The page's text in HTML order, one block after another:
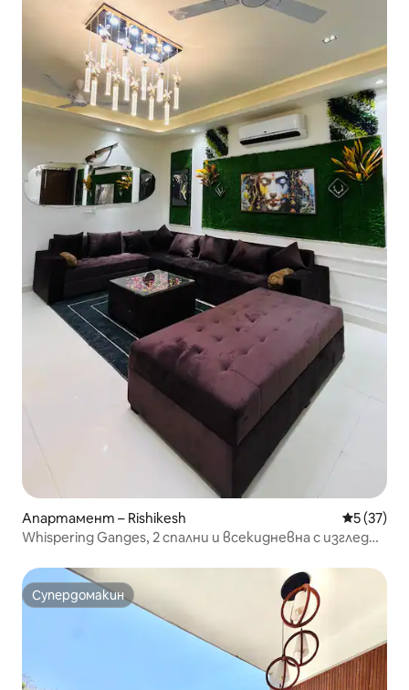
Апартамент – Rishikesh Средна
5 (37)
Whispering Ganges, 2 спални и всекидневна с изглед
Супердомакин
Супердомакин